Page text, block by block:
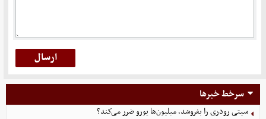
سرخط خبرها
سیتی رودری را بفروشد، میلیون‌ها یورو ضرر می‌کند؟